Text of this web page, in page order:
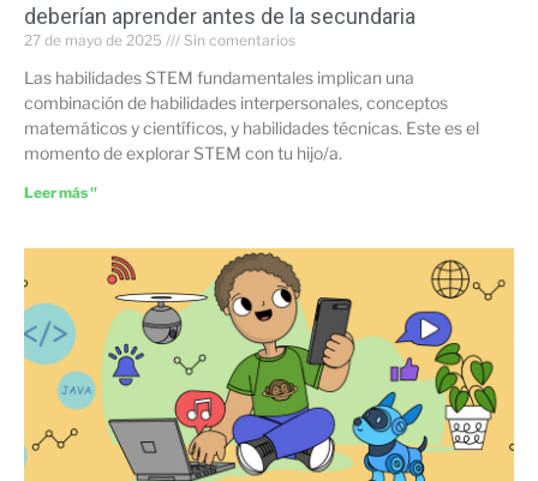
deberían aprender antes de la secundaria
27 de mayo de 2025 Sin comentarios
Las habilidades STEM fundamentales implican una
combinación de habilidades interpersonales, conceptos
matemáticos y científicos, y habilidades técnicas. Este es el
momento de explorar STEM con tu hijo/a.
Leer más "